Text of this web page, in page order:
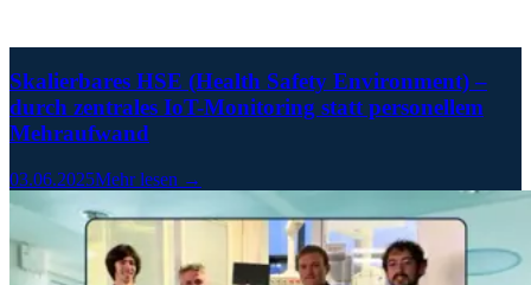
Skalierbares HSE (Health Safety Environment) –
durch zentrales IoT-Monitoring statt personellem
Mehraufwand
03.06.2025Mehr lesen →